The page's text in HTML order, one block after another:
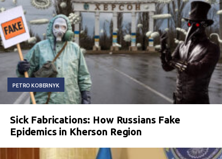
PETRO KOBERNYK
Sick Fabrications: How Russians Fake
Epidemics in Kherson Region